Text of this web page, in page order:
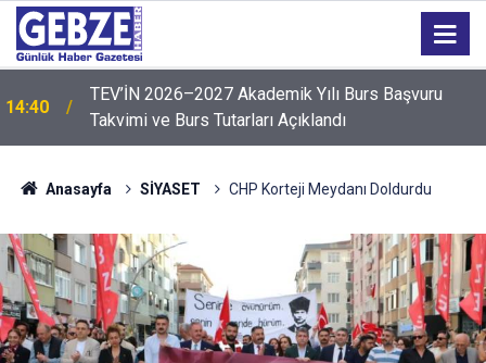
14:35 Sepaş Enerji, 136'ncı sırada yer aldı
Anasayfa SİYASET CHP Korteji Meydanı Doldurdu